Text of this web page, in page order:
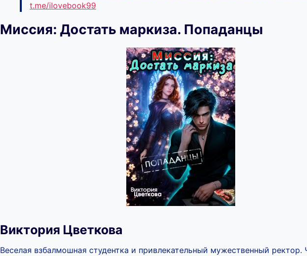
t.me/ilovebook99
Миссия: Достать маркиза. Попаданцы
Виктория Цветкова
Веселая взбалмошная студентка и привлекательный мужественный ректор.